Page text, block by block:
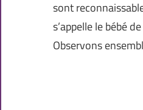
sont
s’appelle le bébé
Observons